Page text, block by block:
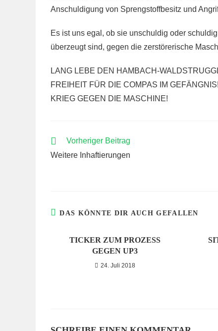
Anschuldigung von Sprengstoffbesitz und
Es ist uns egal, ob sie unschuldig oder
überzeugt sind, gegen die zerstörerische
LANG LEBE DEN HAMBACH-
FREIHEIT FÜR DIE COMPAS IM GEFÄNGNIS!
KRIEG GEGEN DIE MASCHINE!
WEITERE
ANSEHEN
Vorheriger Beitrag
Weitere Inhaftierungen
DAS KÖNNTE DIR AUCH GEFALLEN
TICKER ZUM PROZESS
GEGEN UP3
24. Juli 2018